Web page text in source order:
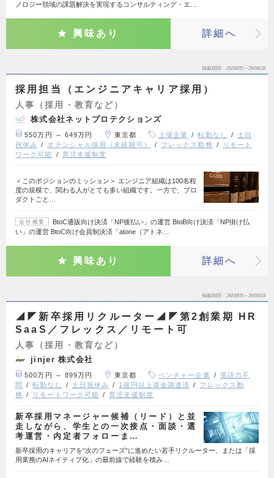
ノロジー領域の課題解決を実現するコンサルティング・エ…
興味あり 詳細へ
掲載期間 26/08/05～26/08/18
採用担当（エンジニアキャリア採用）
人事（採用・教育など）
株式会社ネットプロテクションズ
550万円 ～ 649万円 東京都 上場企業 転勤なし
土日
祝休み
ポテンシャル採用（未経験可） フレックス勤務
リモート
ワーク可能
育児支援制度
＜このポジションのミッション＞ エンジニア組織は100名程
度の規模で、関わる人がとても多い組織です。一方で、プロ
ダクトごと…
会社概要
BtoC通販向け決済「NP後払い」の運営 BtoB向け決済「NP掛け払
い」の運営 BtoC向け会員制決済「atone（アトネ…
興味あり 詳細へ
掲載期間 26/08/05～26/08/18
◢◤新卒採用リクルーター◢◤第2創業期 HR
SaaS／フレックス／リモート可
人事（採用・教育など）
jinjer 株式会社
500万円 ～ 899万円 東京都 ベンチャー企業
英語力不
問
転勤なし 土日祝休み 1億円以上資金調達済
フレックス勤
務
リモートワーク可能 育児支援制度
新卒採用マネージャー候補（リード）と並
走しながら、学生との一次接点・面談・選
考運営・内定者フォローま…
新卒採用のキャリアを“次のフェーズ”に進めたい若手リクルーター、または「採
用業務のAIネイティブ化」の最前線で経験を積み…